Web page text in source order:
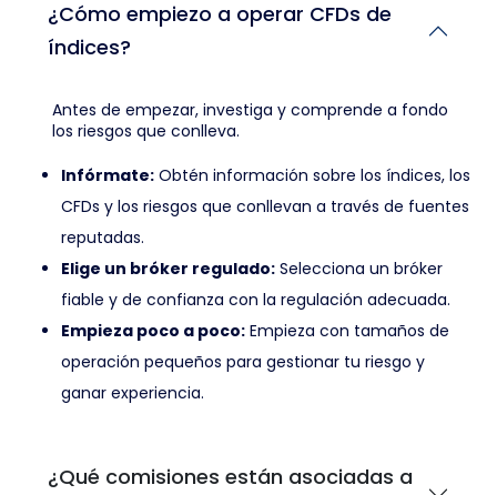
¿Cómo empiezo a operar CFDs de
índices?
Antes de empezar, investiga y comprende a fondo
los riesgos que conlleva.
Infórmate: Obtén información sobre los índices, los
CFDs y los riesgos que conllevan a través de fuentes
reputadas.
Elige un bróker regulado: Selecciona un bróker
fiable y de confianza con la regulación adecuada.
Empieza poco a poco: Empieza con tamaños de
operación pequeños para gestionar tu riesgo y
ganar experiencia.
¿Qué comisiones están asociadas a